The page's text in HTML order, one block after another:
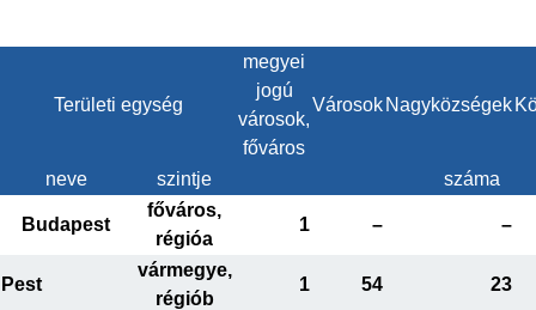
Területi egység
megyei
jogú
városok,
főváros
Városok Nagyközségek
neve szintje száma
Budapest
főváros,
régióa
1 – –
Pest
vármegye,
régiób
1 54 23